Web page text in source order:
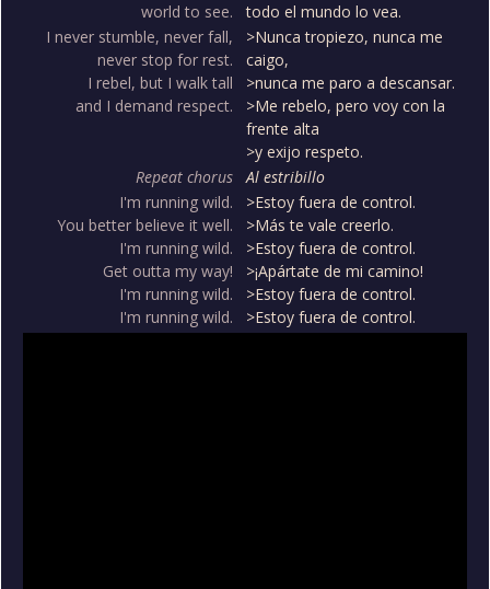
world to see.
todo el mundo lo vea.
I never stumble, never fall,
never stop for rest.
I rebel, but I walk tall
and I demand respect.
>Nunca tropiezo, nunca me
caigo,
>nunca me paro a descansar.
>Me rebelo, pero voy con la
frente alta
>y exijo respeto.
Repeat chorus
Al estribillo
I'm running wild.
You better believe it well.
I'm running wild.
Get outta my way!
I'm running wild.
I'm running wild.
>Estoy fuera de control.
>Más te vale creerlo.
>Estoy fuera de control.
>¡Apártate de mi camino!
>Estoy fuera de control.
>Estoy fuera de control.